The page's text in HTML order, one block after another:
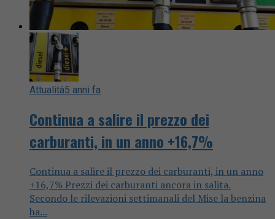
Attualità5 anni fa
Continua a salire il prezzo dei
carburanti, in un anno +16,7%
Continua a salire il prezzo dei carburanti, in un anno
+16,7% Prezzi dei carburanti ancora in salita.
Secondo le rilevazioni settimanali del Mise la benzina
ha...